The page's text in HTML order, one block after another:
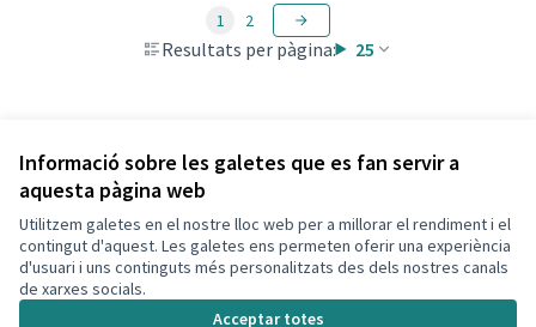
Informació sobre les galetes que es fan servir a
aquesta pàgina web
Utilitzem galetes en el nostre lloc web per a millorar el rendiment i el
contingut d'aquest. Les galetes ens permeten oferir una experiència
d'usuari i uns continguts més personalitzats des dels nostres canals
de xarxes socials.
Acceptar totes
Resultats per pàgina: 25
1 2
Veure totes les propostes retirades
Termes i condicions d'ús
Configuració de les galetes
Decidim Calafell a X
(Enllaç extern)
Decidim Calafell a Facebook
Decidim Calafell a YouTube
Decidim Calafell a GitHub
(Enllaç extern)